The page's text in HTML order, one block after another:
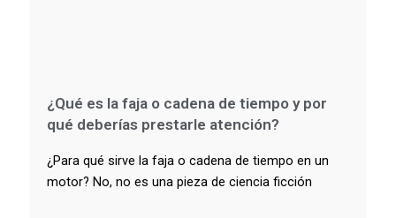
¿Qué es la faja o cadena de tiempo y por
qué deberías prestarle atención?
¿Para qué sirve la faja o cadena de tiempo en un
motor? No, no es una pieza de ciencia ficción